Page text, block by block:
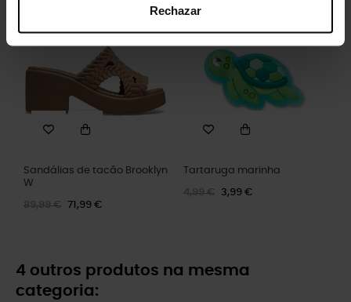
Rechazar
Sandálias de tacão Brooklyn
W
89,99 € 71,99 €
Tartaruga marinha
4,99 € 3,99 €
4 outros produtos na mesma
categoria: